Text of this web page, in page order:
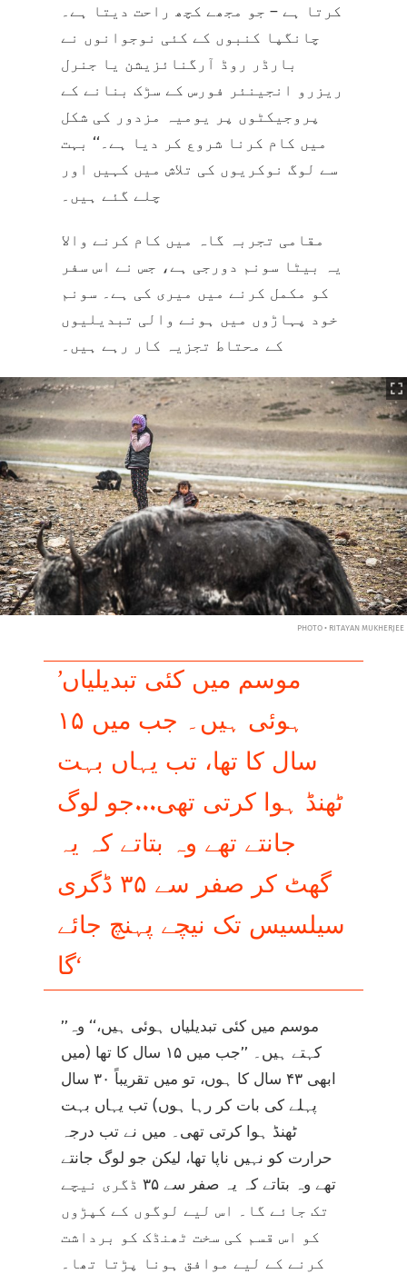
کرتا ہے – جو مجھے کچھ راحت دیتا ہے۔
چانگپا کنبوں کے کئی نوجوانوں نے
بارڈر روڈ آرگنائزیشن یا جنرل
ریزرو انجینئر فورس کے سڑک بنانے کے
پروجیکٹوں پر یومیہ مزدور کی شکل
میں کام کرنا شروع کر دیا ہے۔‘‘ بہت
سے لوگ نوکریوں کی تلاش میں کہیں اور
چلے گئے ہیں۔
مقامی تجربہ گاہ میں کام کرنے والا
یہ بیٹا سونم دورجی ہے، جس نے اس سفر
کو مکمل کرنے میں میری کی ہے۔ سونم
خود پہاڑوں میں ہونے والی تبدیلیوں
کے محتاط تجزیہ کار رہے ہیں۔
PHOTO • RITAYAN MUKHERJEE
’موسم میں کئی تبدیلیاں
ہوئی ہیں۔ جب میں ۱۵
سال کا تھا، تب یہاں بہت
ٹھنڈ ہوا کرتی تھی...جو لوگ
جانتے تھے وہ بتاتے کہ یہ
گھٹ کر صفر سے ۳۵ ڈگری
سیلسیس تک نیچے پہنچ جائے
گا‘
’’موسم میں کئی تبدیلیاں ہوئی ہیں،‘‘ وہ
کہتے ہیں۔ ’’جب میں ۱۵ سال کا تھا (میں
ابھی ۴۳ سال کا ہوں، تو میں تقریباً ۳۰ سال
پہلے کی بات کر رہا ہوں) تب یہاں بہت
ٹھنڈ ہوا کرتی تھی۔ میں نے تب درجہ
حرارت کو نہیں ناپا تھا، لیکن جو لوگ جانتے
تھے وہ بتاتے کہ یہ صفر سے ۳۵ ڈگری نیچے
تک جائے گا۔ اس لیے لوگوں کے کپڑوں
کو اس قسم کی سخت ٹھنڈک کو برداشت
کرنے کے لیے موافق ہونا پڑتا تھا۔